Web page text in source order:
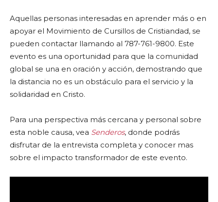
Aquellas personas interesadas en aprender más o en
apoyar el Movimiento de Cursillos de Cristiandad, se
pueden contactar llamando al 787-761-9800. Este
evento es una oportunidad para que la comunidad
global se una en oración y acción, demostrando que
la distancia no es un obstáculo para el servicio y la
solidaridad en Cristo.
Para una perspectiva más cercana y personal sobre
esta noble causa, vea Senderos, donde podrás
disfrutar de la entrevista completa y conocer mas
sobre el impacto transformador de este evento.